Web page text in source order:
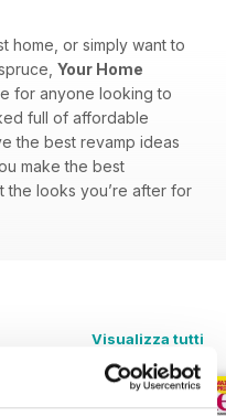
home, or simply want to
Your Home
for anyone looking to
full of affordable
the best revamp ideas
make the best
looks you’re after for
Visualizza tutti